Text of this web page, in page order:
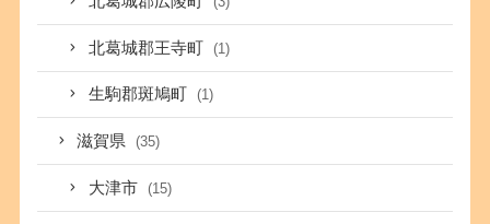
北葛城郡王寺町 (1)
生駒郡斑鳩町 (1)
滋賀県 (35)
大津市 (15)